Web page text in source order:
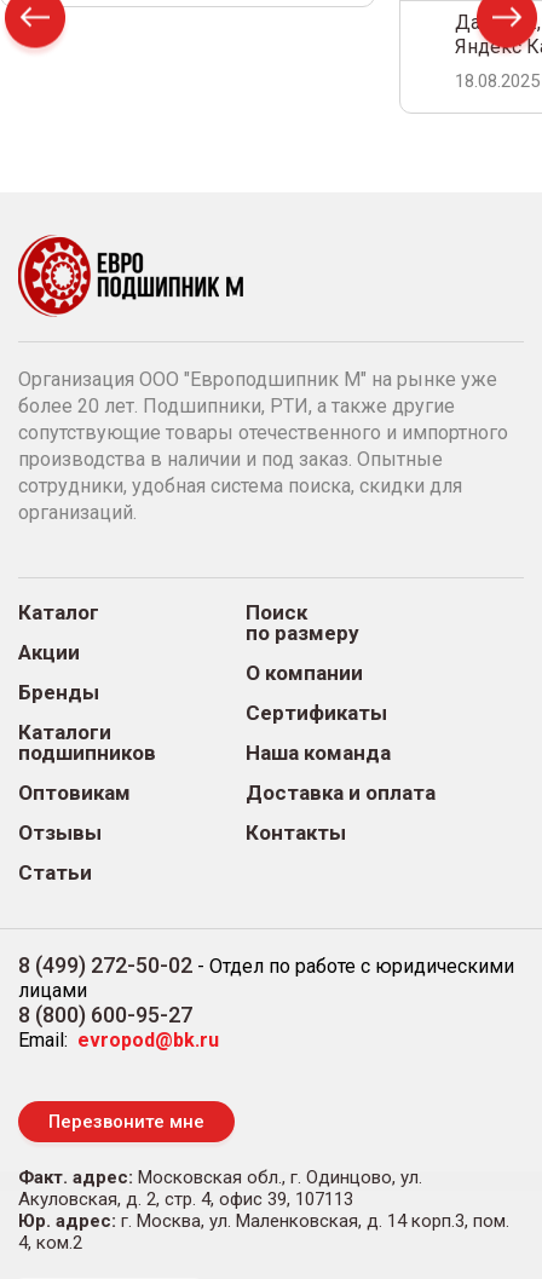
Дамир
Яндекс
18.08.2025
Организация ООО "Европодшипник М" на рынке уже
более 20 лет. Подшипники, РТИ, а также другие
сопутствующие товары отечественного и импортного
производства в наличии и под заказ. Опытные
сотрудники, удобная система поиска, скидки для
организаций.
Каталог
Акции
Бренды
Каталоги
подшипников
Оптовикам
Отзывы
Статьи
Поиск
по размеру
О компании
Сертификаты
Наша команда
Доставка и оплата
Контакты
8 (499) 272-50-02 - Отдел по работе с юридическими
лицами
8 (800) 600-95-27
Email: evropod@bk.ru
Перезвоните мне
Факт. адрес: Московская обл., г. Одинцово, ул.
Акуловская, д. 2, стр. 4, офис 39, 107113
Юр. адрес: г. Москва, ул. Маленковская, д. 14 корп.3, пом.
4, ком.2